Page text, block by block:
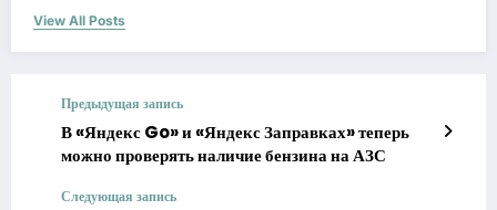
View All Posts
Предыдущая запись
В «Яндекс Go» и «Яндекс Заправках» теперь
можно проверять наличие бензина на АЗС
Следующая запись